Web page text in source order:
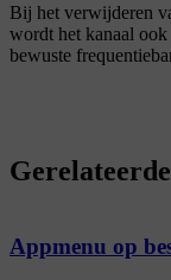
Bij het verwijderen
wordt het kanaal
bewuste
Appmenu op